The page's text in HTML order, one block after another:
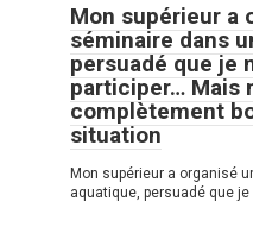
Mon supérieur a
séminaire dans
persuadé que je
participer… Mais
complètement
situation
Mon supérieur a organisé
aquatique, persuadé que je